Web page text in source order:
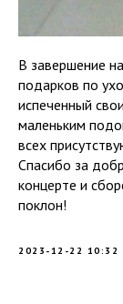
В завершение
подарков по
испеченный
маленьким
всех
Спасибо за
концерте и
поклон!
2023-12-22 10:32